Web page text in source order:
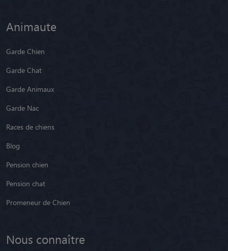
Animaute
Garde Chien
Garde Chat
Garde Animaux
Garde Nac
Races de chiens
Blog
Pension chien
Pension chat
Promeneur de Chien
Nous connaître